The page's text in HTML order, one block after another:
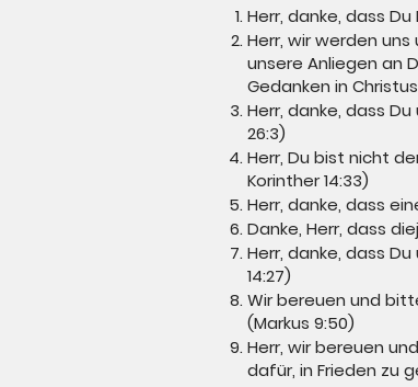
Herr, danke, dass
Herr, wir werden
unsere Anliegen an
Gedanken in
Herr, danke, dass
26:3)
Herr, Du bist nicht
Korinther 14:33)
Herr, danke, dass
Danke, Herr, dass
Herr, danke, dass
14:27)
Wir bereuen und
(Markus 9:50)
Herr, wir bereuen
dafür, in Frieden zu